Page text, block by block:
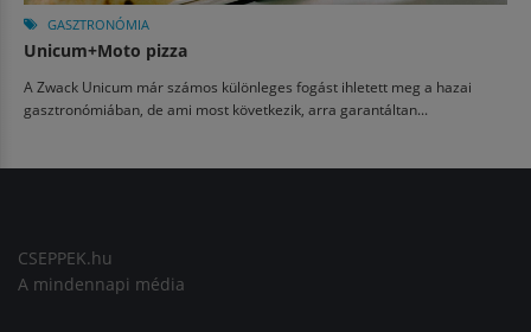
GASZTRONÓMIA
Unicum+Moto pizza
A Zwack Unicum már számos különleges fogást ihletett meg a hazai
gasztronómiában, de ami most következik, arra garantáltan...
CSEPPEK.hu
A mindennapi média